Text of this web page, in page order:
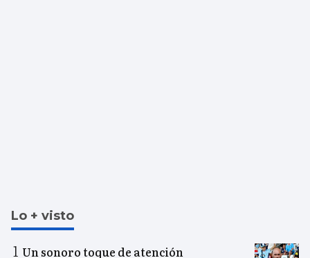
Lo + visto
Un sonoro toque de atención